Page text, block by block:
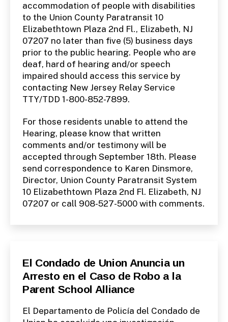
accommodation of people with disabilities
to the Union County Paratransit 10
Elizabethtown Plaza 2nd Fl., Elizabeth, NJ
07207 no later than five (5) business days
prior to the public hearing. People who are
deaf, hard of hearing and/or speech
impaired should access this service by
contacting New Jersey Relay Service
TTY/TDD 1-800-852-7899.
For those residents unable to attend the
Hearing, please know that written
comments and/or testimony will be
accepted through September 18th. Please
send correspondence to Karen Dinsmore,
Director, Union County Paratransit System
10 Elizabethtown Plaza 2nd Fl. Elizabeth, NJ
07207 or call 908-527-5000 with comments.
Categories
S
P
A
I
-
El Condado de Union Anuncia un
Arresto en el Caso de Robo a la
Parent School Alliance
El Departamento de Policía del Condado de